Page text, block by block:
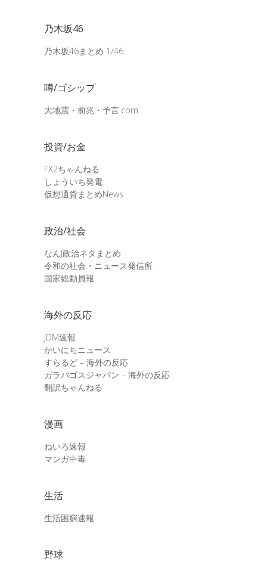
乃木坂46
乃木坂46まとめ 1/46
噂/ゴシップ
大地震・前兆・予言.com
投資/お金
FX2ちゃんねる
しょういち発電
仮想通貨まとめNews
政治/社会
なんJ政治ネタまとめ
令和の社会・ニュース発信所
国家総動員報
海外の反応
JDM速報
かいにちニュース
すらるど – 海外の反応
ガラパゴスジャパン – 海外の反応
翻訳ちゃんねる
漫画
ねいろ速報
マンガ中毒
生活
生活困窮速報
野球